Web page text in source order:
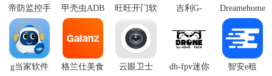
1. 邻里互动：用户可以发布生活动态，分享生活中的趣事、
美食、旅行等，与邻居们进行互动。
2. 信息通知：及时推送社区公告、活动通知等，确保用户不
会错过任何重要信息。
帝防监控手
机软件
甲壳虫ADB
助手车机版
旺旺开门软
吉利G-
版
Dreamehome
追觅生活
App下载
1.4.10
g当家软件
格兰仕美食
云眼卫士
dh-fpv迷你
智安e租